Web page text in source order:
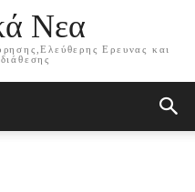
Νεα
Ερευνας και